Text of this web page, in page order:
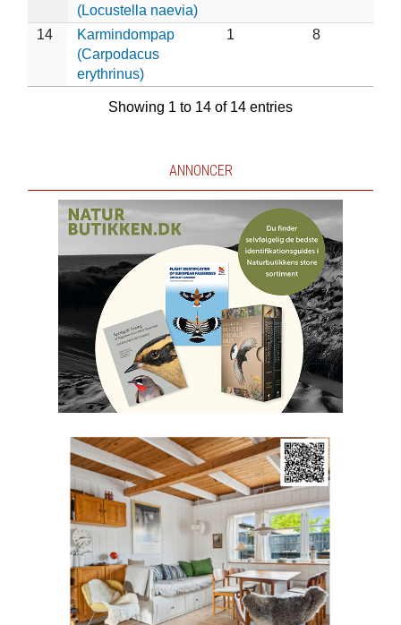
(Locustella naevia)
14
Karmindompap
(Carpodacus
erythrinus)
1 8
Showing 1 to 14 of 14 entries
ANNONCER